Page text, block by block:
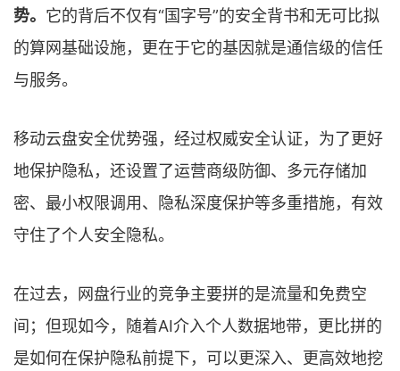
势。 它的背后不仅有“国字号”的安全背书和无可比拟
的算网基础设施，更在于它的基因就是通信级的信任
与服务。
移动云盘安全优势强，经过权威安全认证，为了更好
地保护隐私，还设置了运营商级防御、多元存储加
密、最小权限调用、隐私深度保护等多重措施，有效
守住了个人安全隐私。
在过去，网盘行业的竞争主要拼的是流量和免费空
间；但现如今，随着AI介入个人数据地带，更比拼的
是如何在保护隐私前提下，可以更深入、更高效地挖